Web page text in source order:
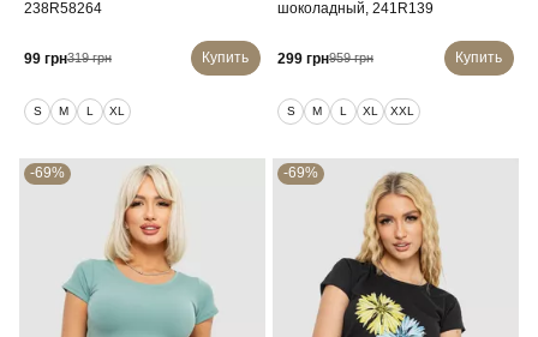
238R58264
99 грн319 грн Купить
S M L XL
шоколадный, 241R139
299 грн959 грн Купить
S M L XL XXL
-69% -69%